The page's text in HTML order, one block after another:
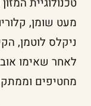
טכנולוגיית
ניקלס לוטמן,
לאחר שאימו
מחטיפים